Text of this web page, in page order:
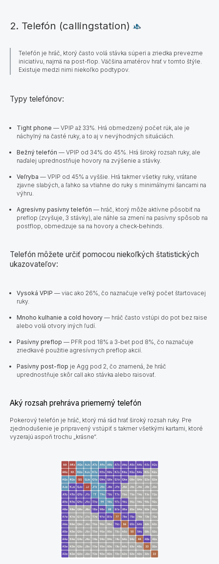
2. Telefón (callingstation)
Telefón je hráč, ktorý často volá stávka súperi a zriedka prevezme
iniciatívu, najmä na post-flop. Väčšina amatérov hrať v tomto štýle.
Existuje medzi nimi niekoľko podtypov.
Typy telefónov:
Tight phone — VPIP až 33%. Hrá obmedzený počet rúk, ale je
náchylný na časté ruky, a to aj v nevýhodných situáciách.
Bežný telefón — VPIP od 34% do 45%. Hrá široký rozsah ruky, ale
naďalej uprednostňuje hovory na zvýšenie a stávky.
Veľryba — VPIP od 45% a vyššie. Hrá takmer všetky ruky, vrátane
zjavne slabých, a ľahko sa vtiahne do ruky s minimálnymi šancami na
výhru.
Agresívny pasívny telefón — hráč, ktorý môže aktívne pôsobiť na
preflop (zvyšuje, 3 stávky), ale náhle sa zmení na pasívny spôsob na
postflop, obmedzuje sa na hovory a check-behinds.
Telefón môžete určiť pomocou niekoľkých štatistických
ukazovateľov:
Vysoká VPIP — viac ako 26%, čo naznačuje veľký počet štartovacej
ruky.
Mnoho kulhanie a cold hovory — hráč často vstúpi do pot bez raise
alebo volá otvory iných ľudí.
Pasívny preflop — PFR pod 18% a 3-bet pod 8%, čo naznačuje
zriedkavé použitie agresívnych preflop akcií.
Pasívny post-flop je Agg pod 2, čo znamená, že hráč
uprednostňuje skôr call ako stávka alebo raisovať.
​Aký rozsah prehráva priemerný telefón
Pokerový telefón je hráč, ktorý má rád hrať široký rozsah ruky. Pre
zjednodušenie je pripravený vstúpiť s takmer všetkými kartami, ktoré
vyzerajú aspoň trochu „krásne“.